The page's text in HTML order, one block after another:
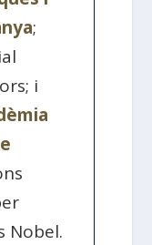
;
i
Nobel.